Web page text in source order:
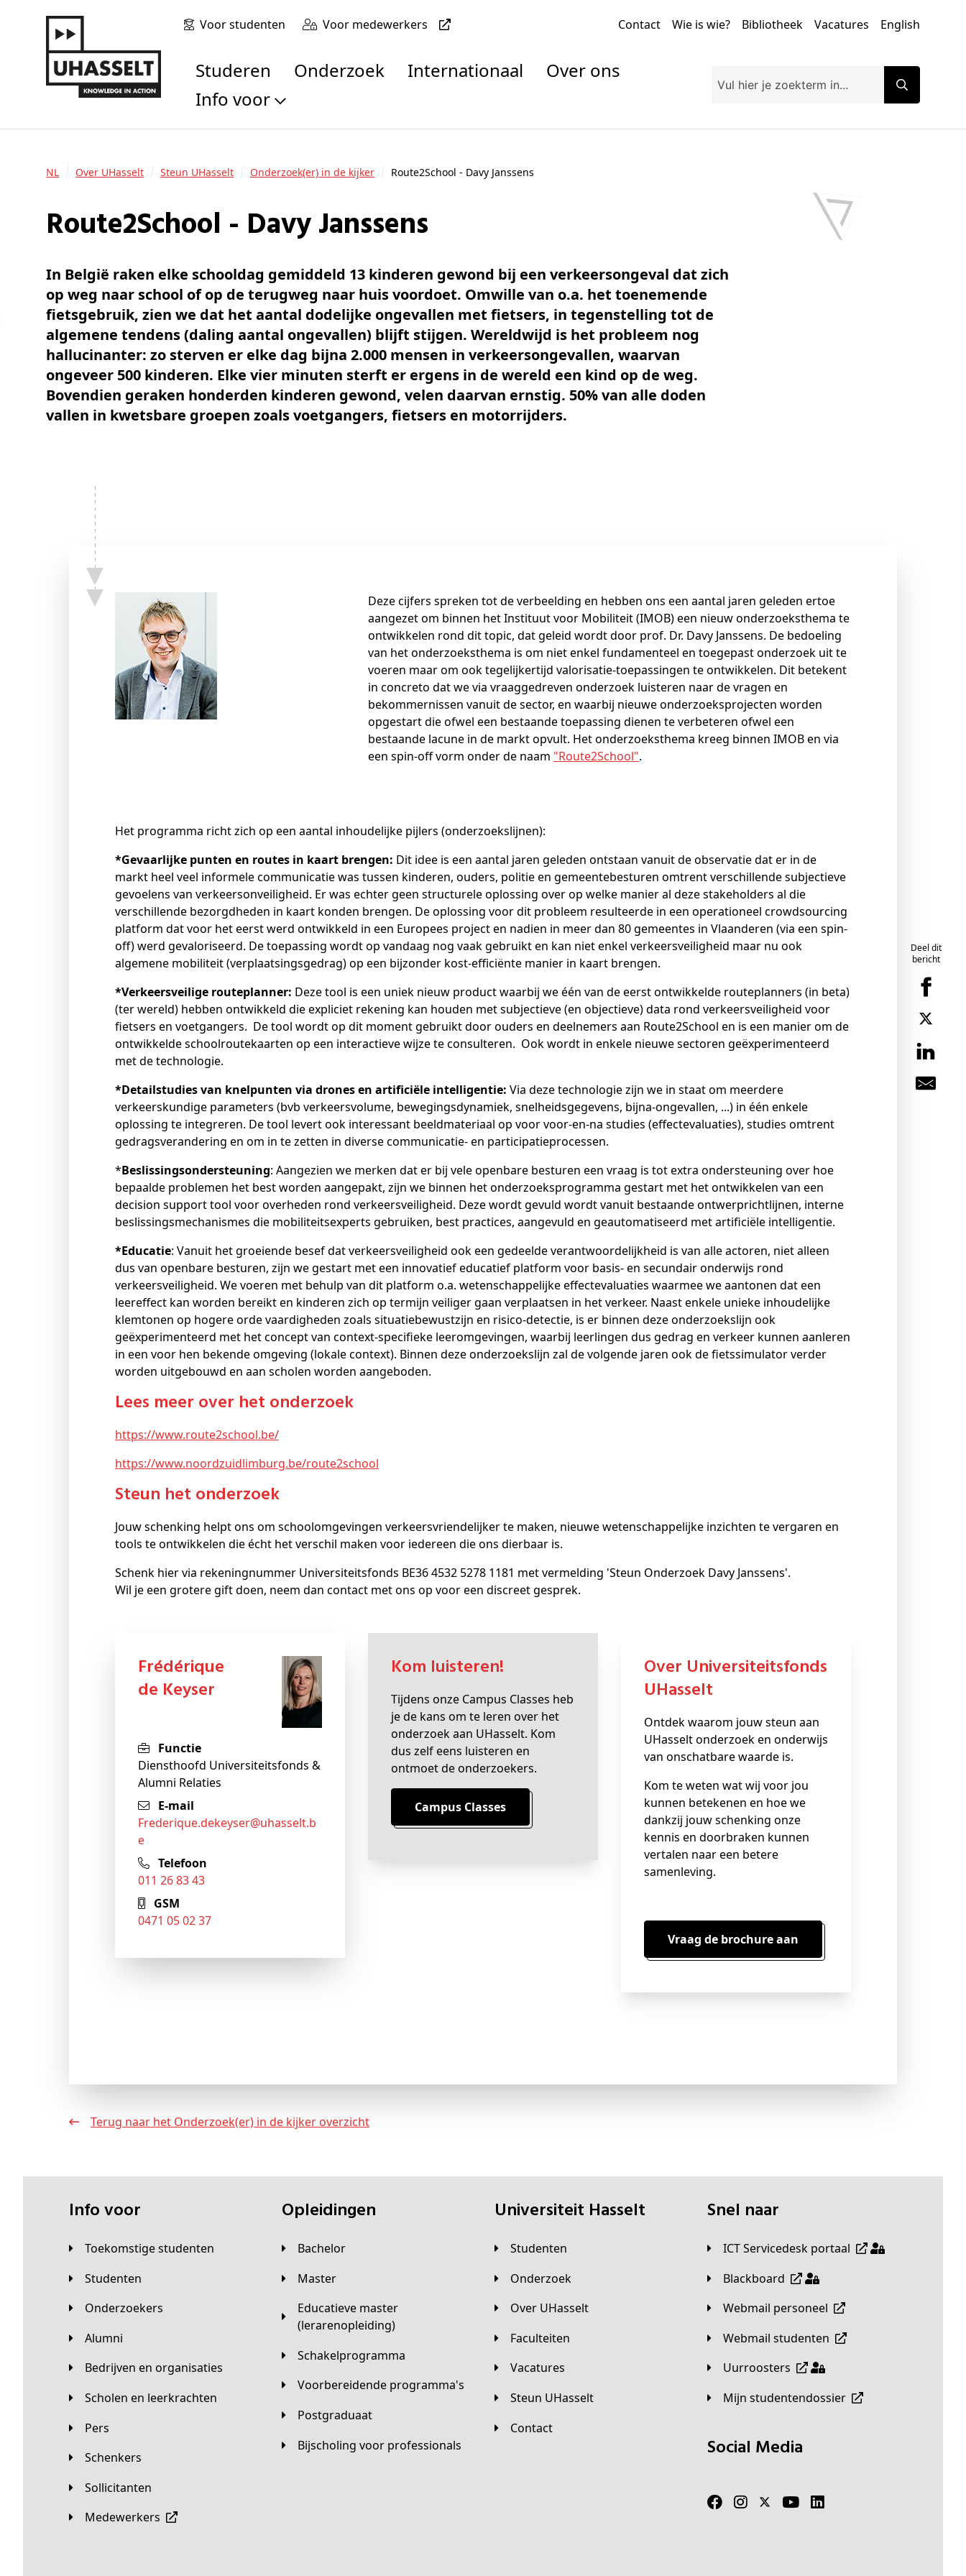
Voor studenten Voor medewerkers Contact Wie is wie? Bibliotheek Vacatures English
Studeren Onderzoek Internationaal
Over ons
Info voor
Toekomstige studenten
Onderzoekers
Bedrijven en organisaties
Scholen en leerkrachten
Medewerkers
Sollicitanten
Schenkers
NL Over UHasselt Steun UHasselt Onderzoek(er) in de kijker Route2School - Davy Janssens
Route2School - Davy Janssens
In België raken elke schooldag gemiddeld 13 kinderen gewond bij een verkeersongeval dat zich
op weg naar school of op de terugweg naar huis voordoet. Omwille van o.a. het toenemende
fietsgebruik, zien we dat het aantal dodelijke ongevallen met fietsers, in tegenstelling tot de
algemene tendens (daling aantal ongevallen) blijft stijgen. Wereldwijd is het probleem nog
hallucinanter: zo sterven er elke dag bijna 2.000 mensen in verkeersongevallen, waarvan
ongeveer 500 kinderen. Elke vier minuten sterft er ergens in de wereld een kind op de weg.
Bovendien geraken honderden kinderen gewond, velen daarvan ernstig. 50% van alle doden
vallen in kwetsbare groepen zoals voetgangers, fietsers en motorrijders.
Deze cijfers spreken tot de verbeelding en hebben ons een aantal jaren geleden ertoe
aangezet om binnen het Instituut voor Mobiliteit (IMOB) een nieuw onderzoeksthema te
ontwikkelen rond dit topic, dat geleid wordt door prof. Dr. Davy Janssens. De bedoeling
van het onderzoeksthema is om niet enkel fundamenteel en toegepast onderzoek uit te
voeren maar om ook tegelijkertijd valorisatie-toepassingen te ontwikkelen. Dit betekent
in concreto dat we via vraaggedreven onderzoek luisteren naar de vragen en
bekommernissen vanuit de sector, en waarbij nieuwe onderzoeksprojecten worden
opgestart die ofwel een bestaande toepassing dienen te verbeteren ofwel een
bestaande lacune in de markt opvult. Het onderzoeksthema kreeg binnen IMOB en via
een spin-off vorm onder de naam "Route2School".
Het programma richt zich op een aantal inhoudelijke pijlers (onderzoekslijnen):
*Gevaarlijke punten en routes in kaart brengen: Dit idee is een aantal jaren geleden ontstaan vanuit de observatie dat er in de
markt heel veel informele communicatie was tussen kinderen, ouders, politie en gemeentebesturen omtrent verschillende subjectieve
gevoelens van verkeersonveiligheid. Er was echter geen structurele oplossing over op welke manier al deze stakeholders al die
verschillende bezorgdheden in kaart konden brengen. De oplossing voor dit probleem resulteerde in een operationeel crowdsourcing
platform dat voor het eerst werd ontwikkeld in een Europees project en nadien in meer dan 80 gemeentes in Vlaanderen (via een spin-
off) werd gevaloriseerd. De toepassing wordt op vandaag nog vaak gebruikt en kan niet enkel verkeersveiligheid maar nu ook
algemene mobiliteit (verplaatsingsgedrag) op een bijzonder kost-efficiënte manier in kaart brengen.
*Verkeersveilige routeplanner: Deze tool is een uniek nieuw product waarbij we één van de eerst ontwikkelde routeplanners (in beta)
(ter wereld) hebben ontwikkeld die expliciet rekening kan houden met subjectieve (en objectieve) data rond verkeersveiligheid voor
fietsers en voetgangers. De tool wordt op dit moment gebruikt door ouders en deelnemers aan Route2School en is een manier om de
ontwikkelde schoolroutekaarten op een interactieve wijze te consulteren. Ook wordt in enkele nieuwe sectoren geëxperimenteerd
met de technologie.
*Detailstudies van knelpunten via drones en artificiële intelligentie: Via deze technologie zijn we in staat om meerdere
verkeerskundige parameters (bvb verkeersvolume, bewegingsdynamiek, snelheidsgegevens, bijna-ongevallen, ...) in één enkele
oplossing te integreren. De tool levert ook interessant beeldmateriaal op voor voor-en-na studies (effectevaluaties), studies omtrent
gedragsverandering en om in te zetten in diverse communicatie- en participatieprocessen.
*Beslissingsondersteuning: Aangezien we merken dat er bij vele openbare besturen een vraag is tot extra ondersteuning over hoe
bepaalde problemen het best worden aangepakt, zijn we binnen het onderzoeksprogramma gestart met het ontwikkelen van een
decision support tool voor overheden rond verkeersveiligheid. Deze wordt gevuld wordt vanuit bestaande ontwerprichtlijnen, interne
beslissingsmechanismes die mobiliteitsexperts gebruiken, best practices, aangevuld en geautomatiseerd met artificiële intelligentie.
*Educatie: Vanuit het groeiende besef dat verkeersveiligheid ook een gedeelde verantwoordelijkheid is van alle actoren, niet alleen
dus van openbare besturen, zijn we gestart met een innovatief educatief platform voor basis- en secundair onderwijs rond
verkeersveiligheid. We voeren met behulp van dit platform o.a. wetenschappelijke effectevaluaties waarmee we aantonen dat een
leereffect kan worden bereikt en kinderen zich op termijn veiliger gaan verplaatsen in het verkeer. Naast enkele unieke inhoudelijke
klemtonen op hogere orde vaardigheden zoals situatiebewustzijn en risico-detectie, is er binnen deze onderzoekslijn ook
geëxperimenteerd met het concept van context-specifieke leeromgevingen, waarbij leerlingen dus gedrag en verkeer kunnen aanleren
in een voor hen bekende omgeving (lokale context). Binnen deze onderzoekslijn zal de volgende jaren ook de fietssimulator verder
worden uitgebouwd en aan scholen worden aangeboden.
Lees meer over het onderzoek
https://www.route2school.be/
https://www.noordzuidlimburg.be/route2school
Steun het onderzoek
Jouw schenking helpt ons om schoolomgevingen verkeersvriendelijker te maken, nieuwe wetenschappelijke inzichten te vergaren en
tools te ontwikkelen die écht het verschil maken voor iedereen die ons dierbaar is.
Schenk hier via rekeningnummer Universiteitsfonds BE36 4532 5278 1181 met vermelding 'Steun Onderzoek Davy Janssens'.
Wil je een grotere gift doen, neem dan contact met ons op voor een discreet gesprek.
Frédérique
de Keyser
Functie
Diensthoofd Universiteitsfonds &
Alumni Relaties
E-mail
frederique.dekeyser@uhasselt.b
e
Telefoon
011 26 83 43
GSM
0471 05 02 37
Kom luisteren!
Tijdens onze Campus Classes heb
je de kans om te leren over het
onderzoek aan UHasselt. Kom
dus zelf eens luisteren en
ontmoet de onderzoekers.
Campus Classes
Over Universiteitsfonds
UHasselt
Ontdek waarom jouw steun aan
UHasselt onderzoek en onderwijs
van onschatbare waarde is.
Kom te weten wat wij voor jou
kunnen betekenen en hoe we
dankzij jouw schenking onze
kennis en doorbraken kunnen
vertalen naar een betere
samenleving.
Vraag de brochure aan
Deel dit
bericht
Terug naar het Onderzoek(er) in de kijker overzicht
Info voor
Toekomstige studenten
Studenten
Onderzoekers
Alumni
Bedrijven en organisaties
Scholen en leerkrachten
Pers
Schenkers
Sollicitanten
Medewerkers
Opleidingen
Bachelor
Master
Educatieve master
(lerarenopleiding)
Schakelprogramma
Voorbereidende programma's
Postgraduaat
Bijscholing voor professionals
universiteit Hasselt
Studenten
Onderzoek
Over UHasselt
Faculteiten
Vacatures
Steun UHasselt
Contact
Snel naar
ICT Servicedesk portaal
Blackboard
Webmail personeel
Webmail studenten
Uurroosters
Mijn studentendossier
Social Media